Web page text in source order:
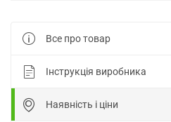
Все про товар
Інструкція виробника
Наявність і ціни